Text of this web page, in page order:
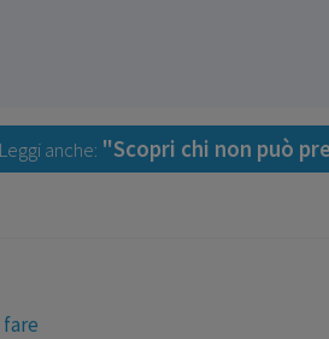
Leggi anche: "Scopri chi non può